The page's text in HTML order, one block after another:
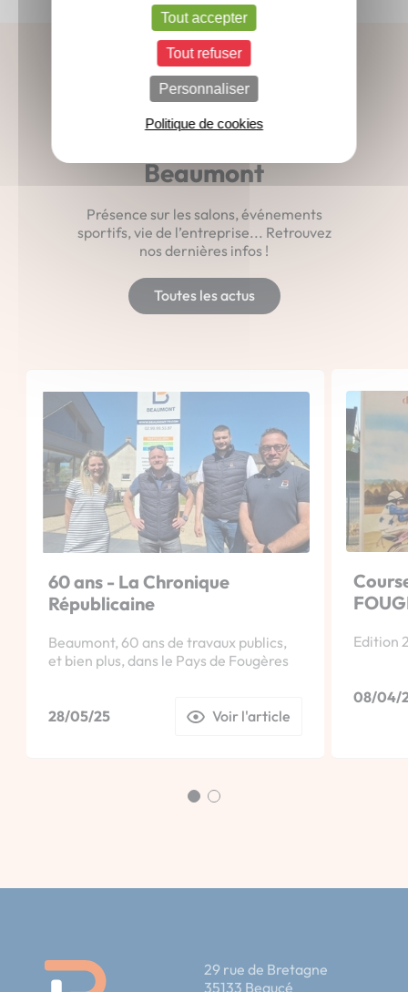
Beaumont
Présence sur les salons, événements
sportifs, vie de l’entreprise... Retrouvez
nos dernières infos !
Toutes les actus
60 ans - La Chronique
Républicaine
Beaumont, 60 ans de travaux publics,
et bien plus, dans le Pays de Fougères
28/05/25 Voir l'article
Edition
08/04/
29 rue de Bretagne
35133 Beaucé
Tout accepter
Tout refuser
Personnaliser
Politique de cookies